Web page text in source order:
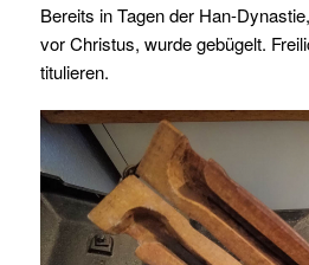
Bereits in Tagen der Han-
vor Christus, wurde gebügelt.
titulieren.